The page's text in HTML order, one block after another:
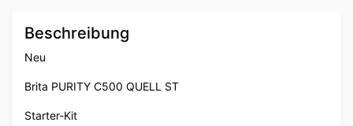
Beschreibung
Neu
Brita PURITY C500 QUELL ST
Starter-Kit